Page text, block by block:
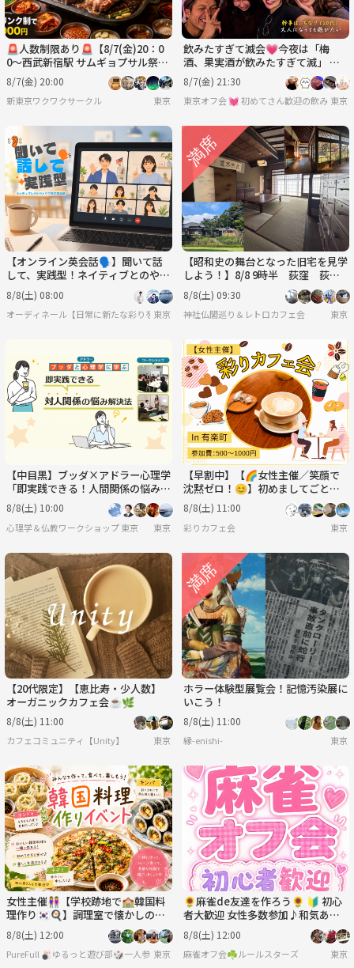
🚨人数制限あり🚨【8/7(金)20：0
0〜西武新宿駅 サムギョプサル祭り
🥓】90分食べ放題🍖1人参加🙆‍♀️
8/7(金) 20:00
新東京ワクワクサークル 東京
飲みたすぎて滅会💗今夜は「梅
酒、果実酒が飲みたすぎて滅」 🍺
男女年齢地位関係なくフラットに
💞
8/7(金) 21:30
東京オフ会 💓 初めてさん歓迎の飲み会で
東京
【オンライン英会話🗣️】聞いて話
して、実践型！ネイティブとのやり
とりで学ぶ英会話🌿
8/8(土) 08:00
オーディネール【日常に新たな彩りを/20代後半〜30代中心(40代少々)の集い】
東京
【昭和史の舞台となった旧宅を見学
しよう！】8/8 9時半 荻窪 荻外
荘 【常連の方参加費還元】
8/8(土) 09:30
神社仏閣巡り＆レトロカフェ会 東京
【中目黒】ブッダ×アドラー心理学
「即実践できる！人間関係の悩み解
決法」ワークショップ-東京
8/8(土) 10:00
心理学＆仏教ワークショップ 東京 東京
【早割中】【🌈女性主催／笑顔で
沈黙ゼロ！😊】初めましてごとま
るっと楽しむカフェ会✨
8/8(土) 11:00
彩りカフェ会 東京
【20代限定】【恵比寿・少人数】
オーガニックカフェ会☕️🌿
8/8(土) 11:00
カフェコミュニティ【Unity】 東京
ホラー体験型展覧会！記憶汚染展に
いこう！
8/8(土) 11:00
縁-enishi- 東京
女性主催👭【学校跡地で🏫韓国料
理作り🇰🇷🍳】調理室で懐かしの学
生気分🏫.*
8/8(土) 12:00
PureFull 🎳ゆるっと遊び部🎲一人参加でも気軽に気楽に🐥
東京
🌻麻雀de友達を作ろう🌻 🔰 初心
者大歓迎 女性多数参加♪和気あい
あい麻雀オフ会！
8/8(土) 12:00
麻雀オフ会☘️ルールスターズ 東京